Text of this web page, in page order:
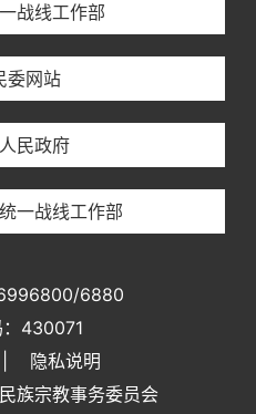
战线工作部
委网站
民政府
一战线工作部
6880
430071
隐私说明
族宗教事务委员会